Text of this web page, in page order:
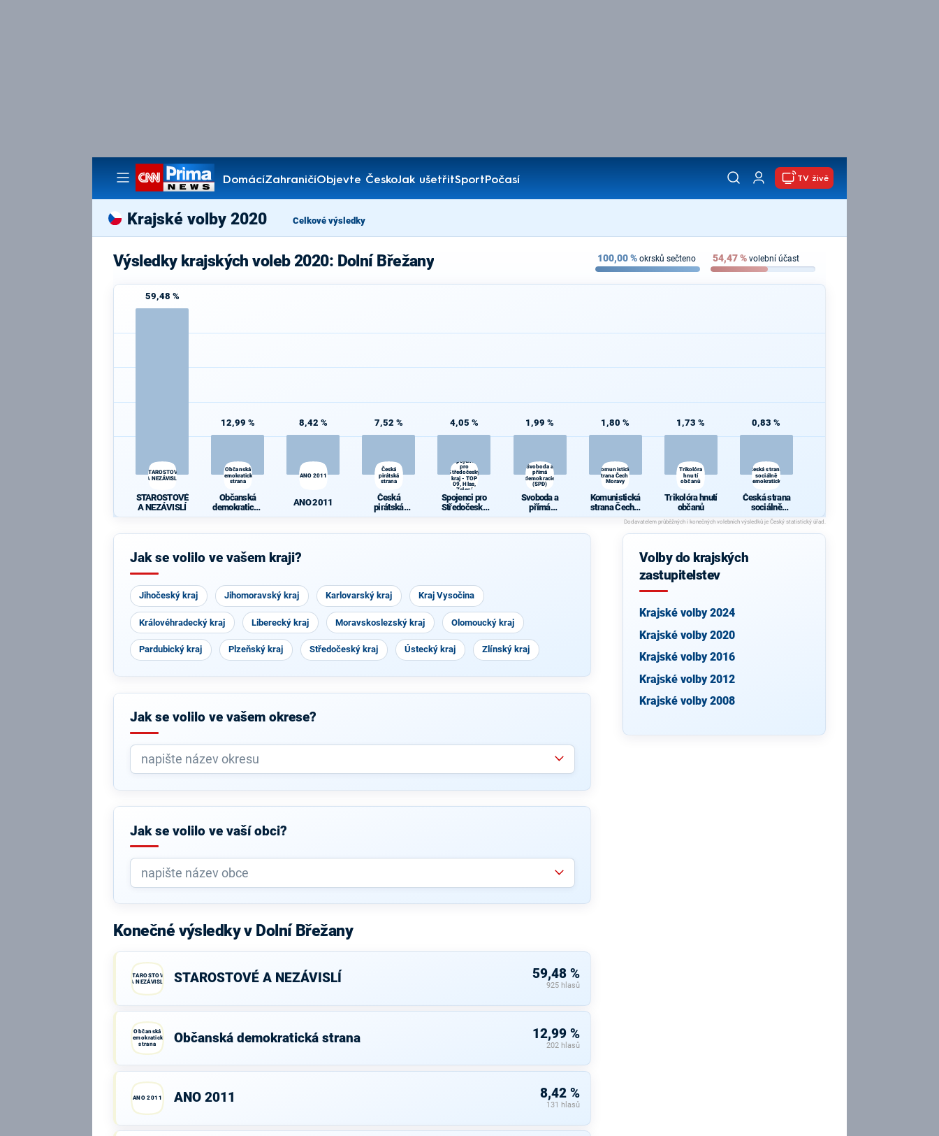
DomácíZahraničíObjevte ČeskoJak ušetřitSportPočasí
Pořady
TV živě
Krajské volby 2020 Celkové výsledky
Výsledky krajských voleb 2020: Dolní Břežany 100,00% okrsků sečteno 54,47% volební účast
59,48 %
STAROSTOVÉ
A NEZÁVISLÍ
STAROSTOVÉ
A NEZÁVISLÍ
12,99 %
Občanská
demokratická
strana
Občanská
demokratická
8,42 %
ANO 2011
ANO 2011
7,52 %
Česká
pirátská
strana
Česká
pirátská
4,05 %
Spojenci
pro
Středočeský
kraj - TOP
09, Hlas,
Zelení
Spojenci pro
Středočeský
1,99 %
Svoboda a
přímá
demokracie
(SPD)
Svoboda a
přímá
demokracie
1,80 %
Komunistická
strana Čech a
Moravy
Komunistická
strana Čech a
Moravy
1,73 %
Trikolóra
hnutí
občanů
Trikolóra hnutí
občanů
0,83 %
Česká strana
sociálně
demokratická
Česká strana
sociálně
demokratická
Jak se volilo ve vašem kraji?
Jihočeský kraj Jihomoravský kraj Karlovarský kraj Kraj Vysočina
Královéhradecký kraj Liberecký kraj Moravskoslezský kraj Olomoucký kraj
Pardubický kraj Plzeňský kraj Středočeský kraj Ústecký kraj Zlínský kraj
Jak se volilo ve vašem okrese?
Jak se volilo ve vaší obci?
Konečné výsledky v Dolní Břežany
STAROSTOVÉ
A NEZÁVISLÍ
STAROSTOVÉ A NEZÁVISLÍ 59,48 %
925 hlasů
Občanská
demokratická
strana
Občanská demokratická strana 12,99 %
202 hlasů
ANO 2011 ANO 2011 8,42 %
131 hlasů
Volby do krajských
zastupitelstev
Krajské volby 2024
Krajské volby 2020
Krajské volby 2016
Krajské volby 2012
Krajské volby 2008